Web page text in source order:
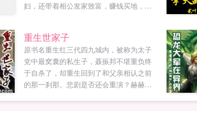
妇，还带着相公发家致富，赚钱买地，成
重生世家子
原书名重生红三代四九城内，被称为太子
党中最窝囊的私生子，聂振邦不堪重负终
于自杀了，却重生回到了和父亲相认之前
的那一刹那。悲剧是否还会重演？赫赫有